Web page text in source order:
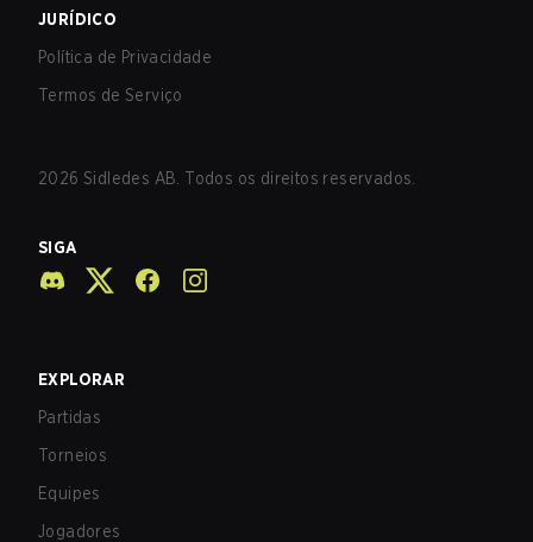
JURÍDICO
Política de Privacidade
Termos de Serviço
2026 Sidledes AB. Todos os direitos reservados.
SIGA
EXPLORAR
Partidas
Torneios
Equipes
Jogadores